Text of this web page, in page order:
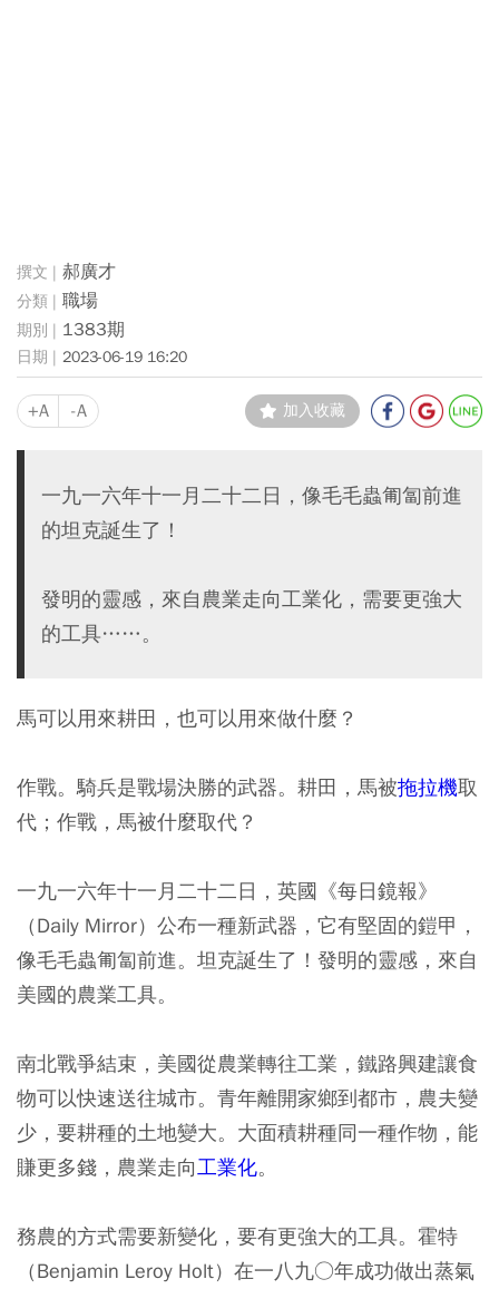
郝廣才
職場
1383期
2023-06-19 16:20
+A -A 加入收藏
一九一六年十一月二十二日，像毛毛蟲匍匐前進
的坦克誕生了！
發明的靈感，來自農業走向工業化，需要更強大
的工具……。
馬可以用來耕田，也可以用來做什麼？
作戰。騎兵是戰場決勝的武器。耕田，馬被拖拉機取
代；作戰，馬被什麼取代？
一九一六年十一月二十二日，英國《每日鏡報》
（Daily Mirror）公布一種新武器，它有堅固的鎧甲，
像毛毛蟲匍匐前進。坦克誕生了！發明的靈感，來自
美國的農業工具。
南北戰爭結束，美國從農業轉往工業，鐵路興建讓食
物可以快速送往城市。青年離開家鄉到都市，農夫變
少，要耕種的土地變大。大面積耕種同一種作物，能
賺更多錢，農業走向工業化。
務農的方式需要新變化，要有更強大的工具。霍特
（Benjamin Leroy Holt）在一八九○年成功做出蒸氣